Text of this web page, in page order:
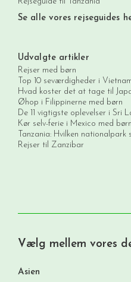
Se alle vores rejseguides
Udvalgte artikler
Rejser med børn
Top 10 seværdigheder i
Hvad koster det at tage til
Øhop i Filippinerne med børn
De 11 vigtigste oplevelser i Sri
Kør selv-ferie i Mexico med børn
Tanzania: Hvilken
Rejser til Zanzibar
Vælg mellem vores
Asien